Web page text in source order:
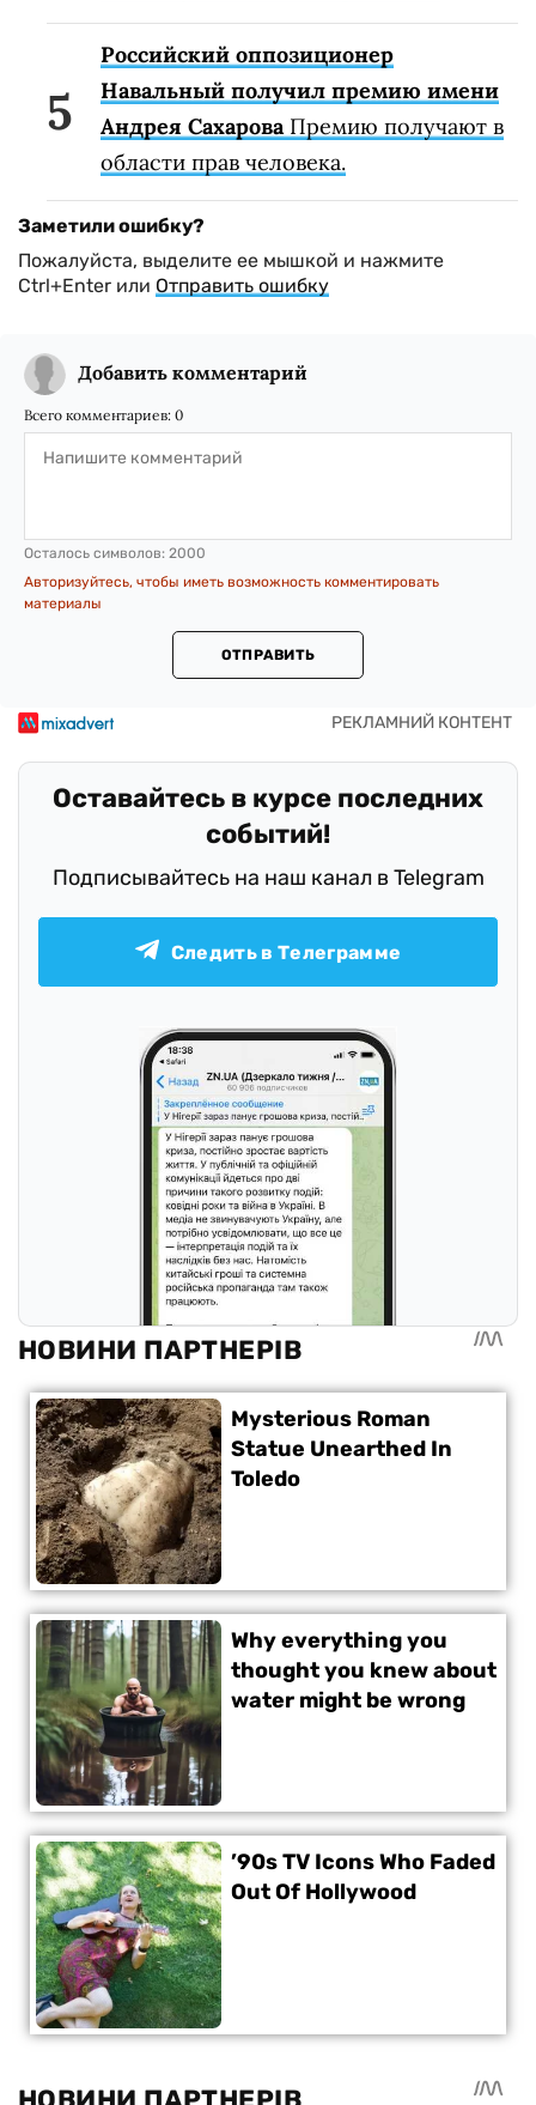
Российский оппозиционер
Навальный получил премию имени
Андрея Сахарова Премию получают в
области прав человека.
Заметили ошибку?
Пожалуйста, выделите ее мышкой и нажмите
Ctrl+Enter или Отправить ошибку
Добавить комментарий
Всего комментариев: 0
Осталось символов: 2000
Авторизуйтесь, чтобы иметь возможность комментировать
материалы
ОТПРАВИТЬ
Оставайтесь в курсе последних
событий!
Подписывайтесь на наш канал в Telegram
Следить в Телеграмме